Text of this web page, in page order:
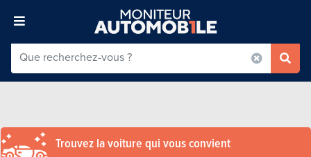
Trouvez la voiture qui vous convient